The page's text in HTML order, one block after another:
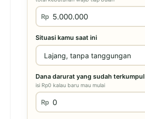
Rp
Situasi kamu saat ini
Dana darurat yang sudah terkumpul
isi Rp0 kalau baru mau mulai
Rp